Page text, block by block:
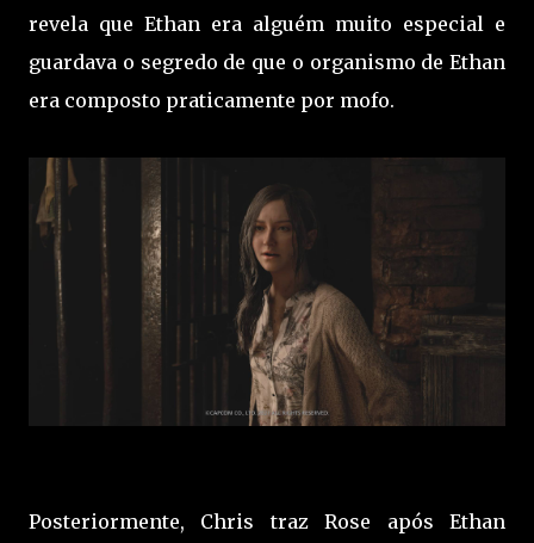
revela que Ethan era alguém muito especial e
guardava o segredo de que o organismo de Ethan
era composto praticamente por mofo.
Posteriormente, Chris traz Rose após Ethan